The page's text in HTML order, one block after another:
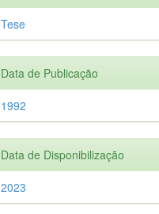
Tese
Data de Publicação
1992
Data de Disponibilização
2023